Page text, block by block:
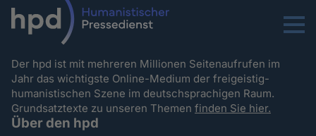
Menu
Der hpd ist mit mehreren Millionen Seitenaufrufen im
Jahr das wichtigste Online-Medium der freigeistig-
humanistischen Szene im deutschsprachigen Raum.
Grundsatztexte zu unseren Themenfinden Sie hier.
Über den hpd